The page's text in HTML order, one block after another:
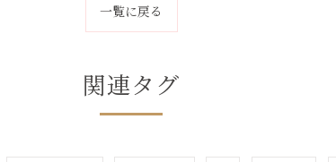
一覧に戻る
関連タグ